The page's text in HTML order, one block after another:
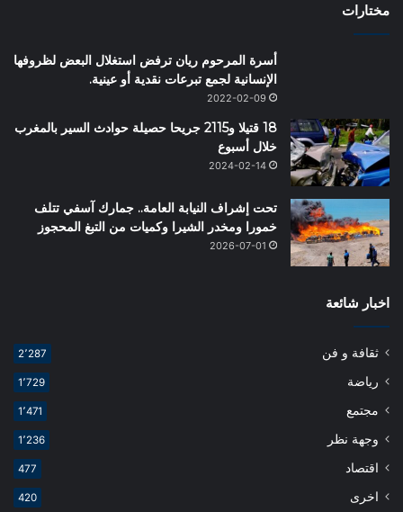
مختارات
أسرة المرحوم ريان ترفض استغلال البعض لظروفها
الإنسانية لجمع تبرعات نقدية أو عينية.
2022-02-09
18 قتيلا و2115 جريحا حصيلة حوادث السير بالمغرب
‏خلال أسبوع
2024-02-14
تحت إشراف النيابة العامة.. جمارك آسفي تتلف
خمورا ومخدر الشيرا وكميات من التبغ المحجوز
2026-07-01
اخبار شائعة
ثقافة و فن 2٬287
رياضة 1٬729
مجتمع 1٬471
وجهة نظر 1٬236
اقتصاد 477
اخرى 420